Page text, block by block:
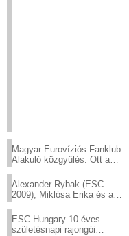
Magyar Eurovíziós Fanklub –
Alakuló közgyűlés: Ott a
Alexander Rybak (ESC
2009), Miklósa Erika és a
sztárjai a Margitszigeten
ESC Hungary 10 éves
születésnapi rajongói